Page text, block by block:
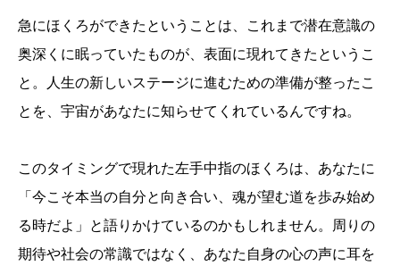
急にほくろができたということは、これまで潜在意識の
奥深くに眠っていたものが、表面に現れてきたというこ
と。人生の新しいステージに進むための準備が整ったこ
とを、宇宙があなたに知らせてくれているんですね。
このタイミングで現れた左手中指のほくろは、あなたに
「今こそ本当の自分と向き合い、魂が望む道を歩み始め
る時だよ」と語りかけているのかもしれません。周りの
期待や社会の常識ではなく、あなた自身の心の声に耳を